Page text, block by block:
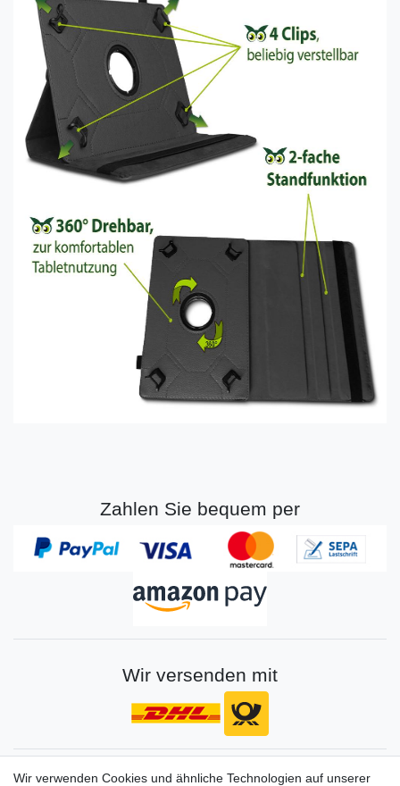
Zahlen Sie bequem per
Wir versenden mit
Gerne halten wir sie auf dem Laufenden
Wir verwenden Cookies und ähnliche Technologien auf unserer